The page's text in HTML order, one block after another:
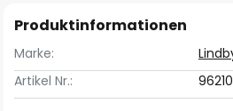
Produktinformationen
Marke:
Artikel Nr.: